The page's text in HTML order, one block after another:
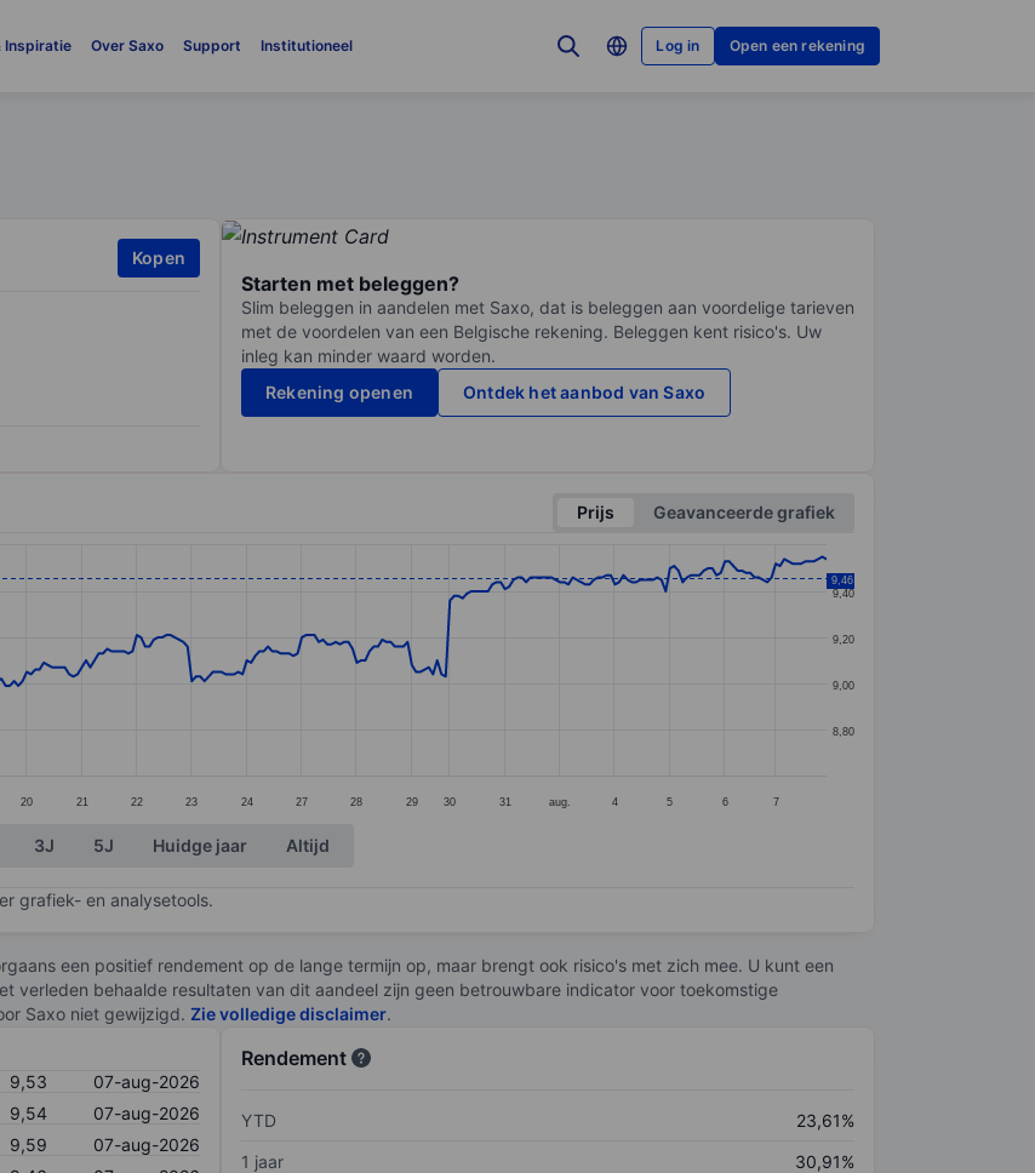
Inspiratie Over Saxo Support Institutioneel Log in Open een rekening
Kopen
Starten met beleggen?
Slim beleggen in aandelen met Saxo, dat is beleggen aan voordelige tarieven
met de voordelen van een Belgische rekening. Beleggen kent risico's. Uw
inleg kan minder waard worden.
Rekening openen
Ontdek het aanbod van Saxo
Prijs
Geavanceerde grafiek
ranges from 8.66 to 9.55.
20 21 22 23 24 27 28 29 30 31 aug. 4 5 6 7
8,80
9,00
9,20
9,40
9,46
3J 5J Huidge jaar Altijd
grafiek- en analysetools.
een positief rendement op de lange termijn op, maar brengt ook risico's met zich mee. U kunt een
verleden behaalde resultaten van dit aandeel zijn geen betrouwbare indicator voor toekomstige
Saxo niet gewijzigd. Zie volledige disclaimer.
9,53
07-aug-2026
9,54
07-aug-2026
9,59
07-aug-2026
Rendement
YTD
23,61%
1 jaar
30,91%